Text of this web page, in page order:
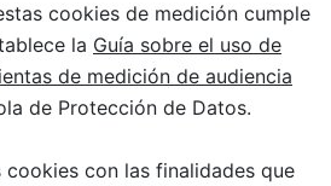
cookies de medición cumple
la Guía sobre el uso de
de medición de audiencia
de Protección de Datos.
con las finalidades que